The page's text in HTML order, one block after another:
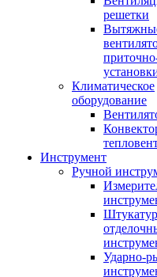
решетки
Климатическое
оборудование
Инструмент
Ручной
Ударно-